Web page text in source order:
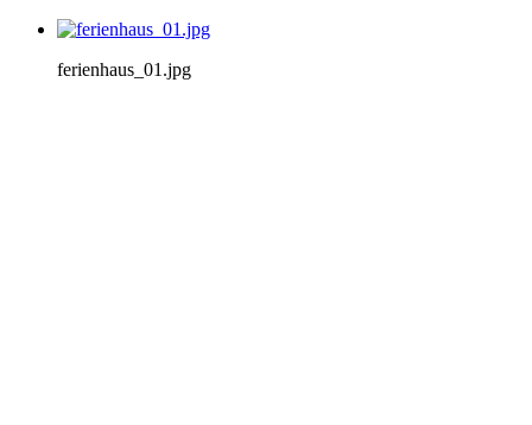
ferienhaus_01.jpg